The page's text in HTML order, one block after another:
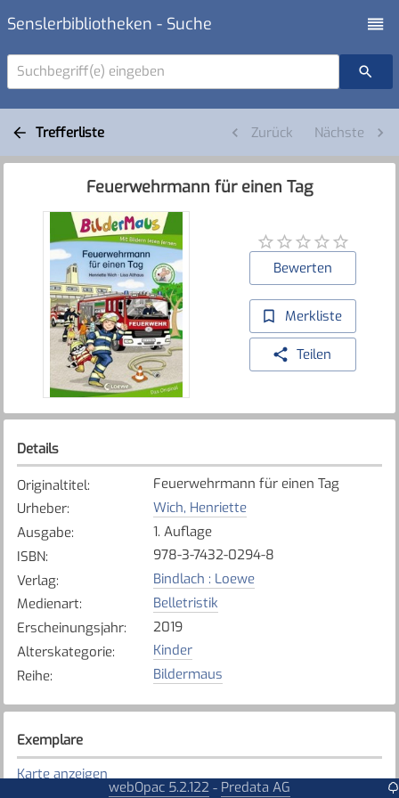
Senslerbibliotheken - Suche
Suchbegriff(e) eingeben
Trefferliste Zurück Nächste
Feuerwehrmann für einen Tag
Bewerten
Merkliste
Teilen
Details
Originaltitel:
Feuerwehrmann für einen Tag
Urheber:
Wich, Henriette
Ausgabe:
1. Auflage
ISBN:
978-3-7432-0294-8
Verlag:
Bindlach : Loewe
Medienart:
Belletristik
Erscheinungsjahr:
2019
Alterskategorie:
Kinder
Reihe: Bildermaus
Exemplare
Karte anzeigen
webOpac 5.2.122 - Predata AG